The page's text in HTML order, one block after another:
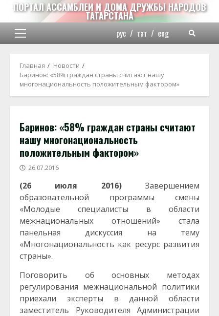
Перейти
содержимому
ПОРТАЛ АССАМБЛЕИ И ДОМА ДРУЖБЫ НАРОДОВ
ТАТАРСТАНА
Основное
рус / тат / eng
Главная
Новости
Баринов: «58% граждан страны считают нашу
многонациональность положительным фактором»
Баринов: «58% граждан страны считают
нашу многонациональность
положительным фактором»
26.07.2016
(26 июля 2016)Завершением
образовательной программы смены
«Молодые специалисты в области
межнациональных отношений» стала
панельная дискуссия на тему
«Многонациональность как ресурс развития
страны».
Поговорить об основных методах
регулирования межнациональной политики
приехали эксперты в данной области
заместитель Руководителя Администрации